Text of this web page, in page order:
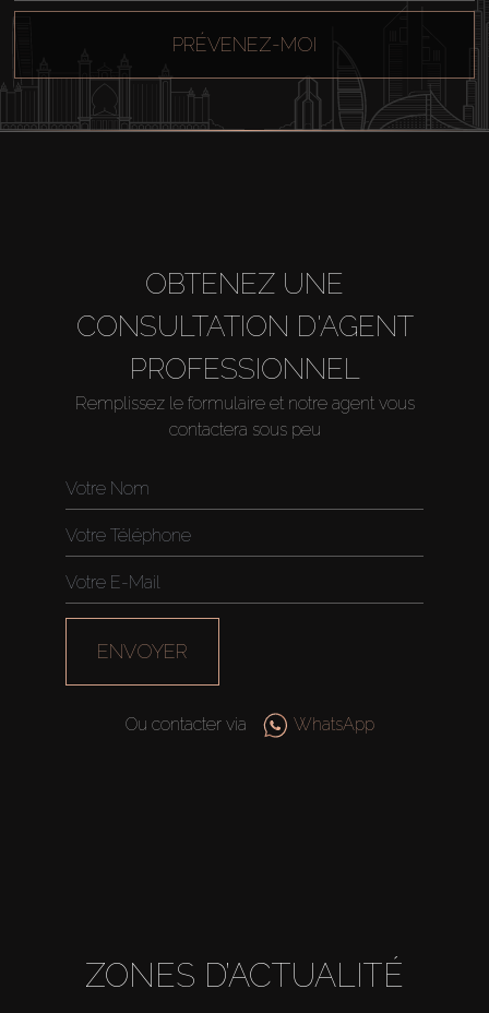
Vendre
About Us
PRÉVENEZ-MOI
OBTENEZ UNE
CONSULTATION D'AGENT
PROFESSIONNEL
Remplissez le formulaire et notre agent vous
contactera sous peu
ENVOYER
Ou contacter via WhatsApp
ZONES D’ACTUALITÉ